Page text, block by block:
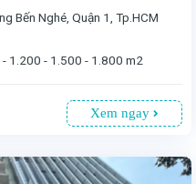
Bến Nghé, Quận 1, Tp.HCM
1.200 - 1.500 - 1.800 m2
Xem ngay